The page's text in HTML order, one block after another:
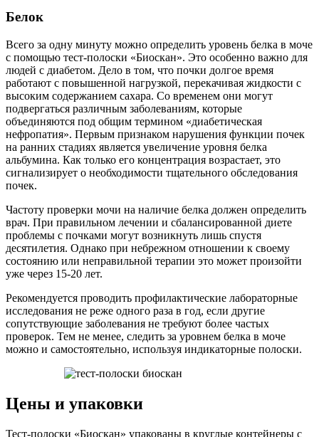
Белок
Всего за одну минуту можно определить уровень белка в моче
с помощью тест-полоски «Биоскан». Это особенно важно для
людей с диабетом. Дело в том, что почки долгое время
работают с повышенной нагрузкой, перекачивая жидкости с
высоким содержанием сахара. Со временем они могут
подвергаться различным заболеваниям, которые
объединяются под общим термином «диабетическая
нефропатия». Первым признаком нарушения функции почек
на ранних стадиях является увеличение уровня белка
альбумина. Как только его концентрация возрастает, это
сигнализирует о необходимости тщательного обследования
почек.
Частоту проверки мочи на наличие белка должен определить
врач. При правильном лечении и сбалансированной диете
проблемы с почками могут возникнуть лишь спустя
десятилетия. Однако при небрежном отношении к своему
состоянию или неправильной терапии это может произойти
уже через 15-20 лет.
Рекомендуется проводить профилактические лабораторные
исследования не реже одного раза в год, если другие
сопутствующие заболевания не требуют более частых
проверок. Тем не менее, следить за уровнем белка в моче
можно и самостоятельно, используя индикаторные полоски.
Цены и упаковки
Тест-полоски «Биоскан» упакованы в круглые контейнеры с